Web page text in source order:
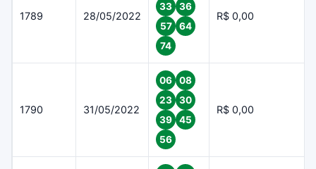
1789 28/05/2022
33
36
57
64
74
R$ 0,00
1790 31/05/2022
06
08
23
30
39
45
56
R$ 0,00